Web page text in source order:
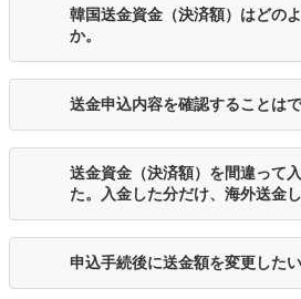
韓国送金資金（決済額）はどの
か。
送金申込内容を確認することはで
送金資金（決済額）を間違って
た。入金した分だけ、海外送金
申込手続後に送金額を変更したい